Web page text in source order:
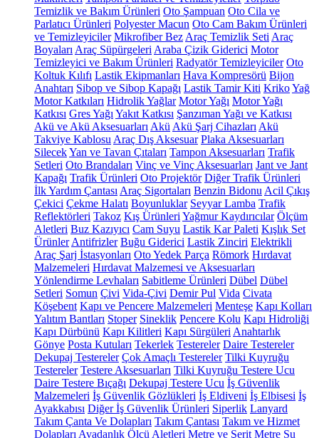
Temizlik ve Bakım Ürünleri Oto Şampuan Oto Cila ve
Parlatıcı Ürünleri Polyester Macun Oto Cam Bakım Ürünleri
ve Temizleyiciler Mikrofiber Bez Araç Temizlik Seti Araç
Boyaları Araç Süpürgeleri Araba Çizik Giderici Motor
Temizleyici ve Bakım Ürünleri Radyatör Temizleyiciler Oto
Koltuk Kılıfı Lastik Ekipmanları Hava Kompresörü Bijon
Anahtarı Sibop ve Sibop Kapağı Lastik Tamir Kiti KrikoYağ
Motor Katkıları Hidrolik Yağlar Motor Yağı Motor Yağı
Katkısı Gres Yağı Yakıt Katkısı Şanzıman Yağı ve Katkısı
Akü ve Akü Aksesuarları Akü Akü Şarj Cihazları Akü
Takviye Kablosu Araç Dış Aksesuar Plaka Aksesuarları
SilecekYan ve Tavan Çıtaları Tampon Aksesuarları Trafik
Setleri Oto Brandaları Vinç ve Vinç Aksesuarları Jant ve Jant
Kapağı Trafik Ürünleri Oto Projektör Diğer Trafik Ürünleri
İlk Yardım Çantası Araç Sigortaları Benzin Bidonu Acil Çıkış
Çekici Çekme Halatı Boyunluklar Seyyar Lamba Trafik
Reflektörleri Takoz Kış Ürünleri Yağmur Kaydırıcılar Ölçüm
Aletleri Buz Kazıyıcı Cam Suyu Lastik Kar Paleti Kışlık Set
Ürünler Antifrizler Buğu Giderici Lastik Zinciri Elektrikli
Araç Şarj İstasyonları Oto Yedek Parça Römork Hırdavat
Malzemeleri Hırdavat Malzemesi ve Aksesuarları
Yönlendirme Levhaları Sabitleme Ürünleri Dübel Dübel
Setleri Somun Çivi Vida-Çivi Demir Pul Vida Civata
Köşebent Kapı ve Pencere Malzemeleri Menteşe Kapı Kolları
Yalıtım Bantları Stoper Sineklik Pencere Kolu Kapı Hidroliği
Kapı Dürbünü Kapı Kilitleri Kapı Sürgüleri Anahtarlık
Gönye Posta Kutuları Tekerlek Testereler Daire Testereler
Dekupaj Testereler Çok Amaçlı Testereler Tilki Kuyruğu
Testereler Testere Aksesuarları Tilki Kuyruğu Testere Ucu
Daire Testere Bıçağı Dekupaj Testere Ucu İş Güvenlik
Malzemeleri İş Güvenlik Gözlükleri İş Eldiveni İş Elbisesi İş
Ayakkabısı Diğer İş Güvenlik Ürünleri Siperlik Lanyard
Takım Çanta Ve Dolapları Takım Çantası Takım ve Hizmet
Dolapları Avadanlık Ölçü Aletleri Metre ve Şerit Metre Su